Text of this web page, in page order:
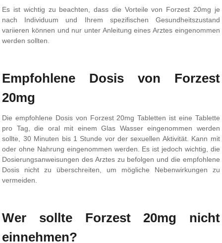
Es ist wichtig zu beachten, dass die Vorteile von Forzest 20mg je
nach Individuum und Ihrem spezifischen Gesundheitszustand
variieren können und nur unter Anleitung eines Arztes eingenommen
werden sollten.
Empfohlene Dosis von Forzest
20mg
Die empfohlene Dosis von Forzest 20mg Tabletten ist eine Tablette
pro Tag, die oral mit einem Glas Wasser eingenommen werden
sollte, 30 Minuten bis 1 Stunde vor der sexuellen Aktivität. Kann mit
oder ohne Nahrung eingenommen werden. Es ist jedoch wichtig, die
Dosierungsanweisungen des Arztes zu befolgen und die empfohlene
Dosis nicht zu überschreiten, um mögliche Nebenwirkungen zu
vermeiden.
Wer sollte Forzest 20mg nicht
einnehmen?